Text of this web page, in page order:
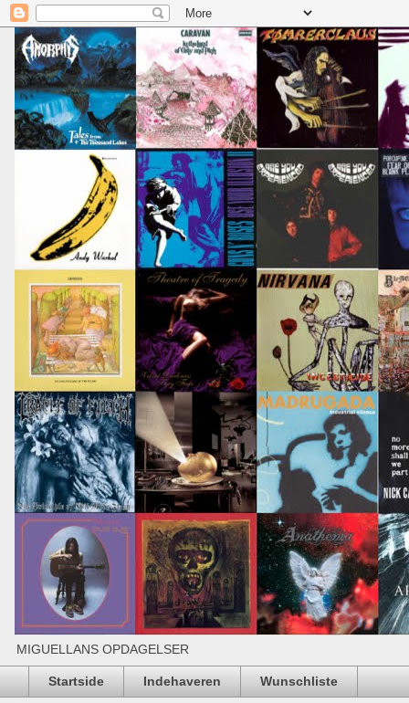
MIGUELLANS OPDAGELSER
Startside Indehaveren Wunschliste